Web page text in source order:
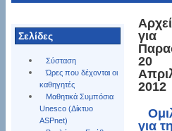
Σελίδες
Σύσταση
Ώρες που δέχονται οι
καθηγητές
Μαθητικά Συμπόσια
Unesco (Δίκτυο
ASPnet)
για
20
2012
για τη